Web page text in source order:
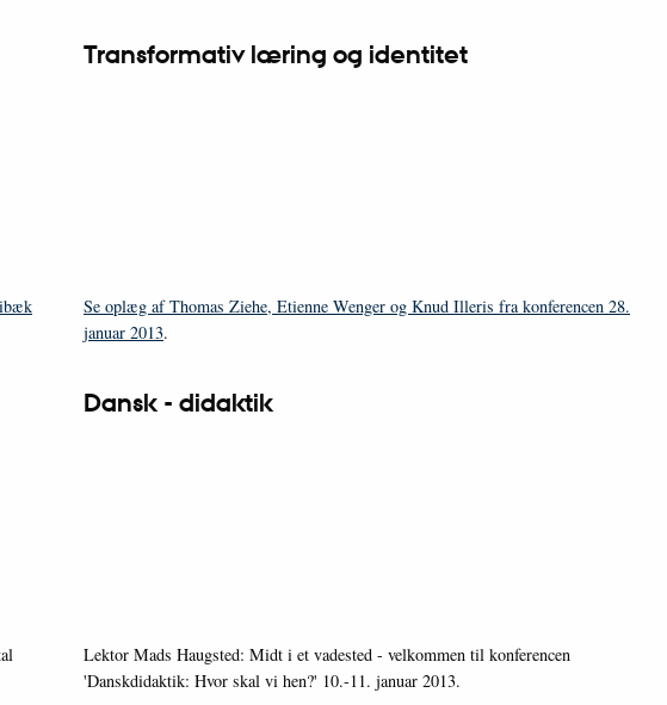
Transformativ læring og identitet
Se oplæg af Thomas Ziehe, Etienne Wenger og Knud Illeris fra konferencen 28.
januar 2013.
Dansk - didaktik
Lektor Mads Haugsted: Midt i et vadested - velkommen til konferencen
'Danskdidaktik: Hvor skal vi hen?' 10.-11. januar 2013.